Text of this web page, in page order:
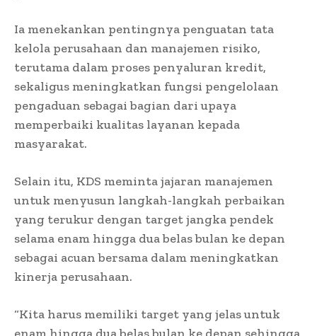
Ia menekankan pentingnya penguatan tata
kelola perusahaan dan manajemen risiko,
terutama dalam proses penyaluran kredit,
sekaligus meningkatkan fungsi pengelolaan
pengaduan sebagai bagian dari upaya
memperbaiki kualitas layanan kepada
masyarakat.
Selain itu, KDS meminta jajaran manajemen
untuk menyusun langkah-langkah perbaikan
yang terukur dengan target jangka pendek
selama enam hingga dua belas bulan ke depan
sebagai acuan bersama dalam meningkatkan
kinerja perusahaan.
“Kita harus memiliki target yang jelas untuk